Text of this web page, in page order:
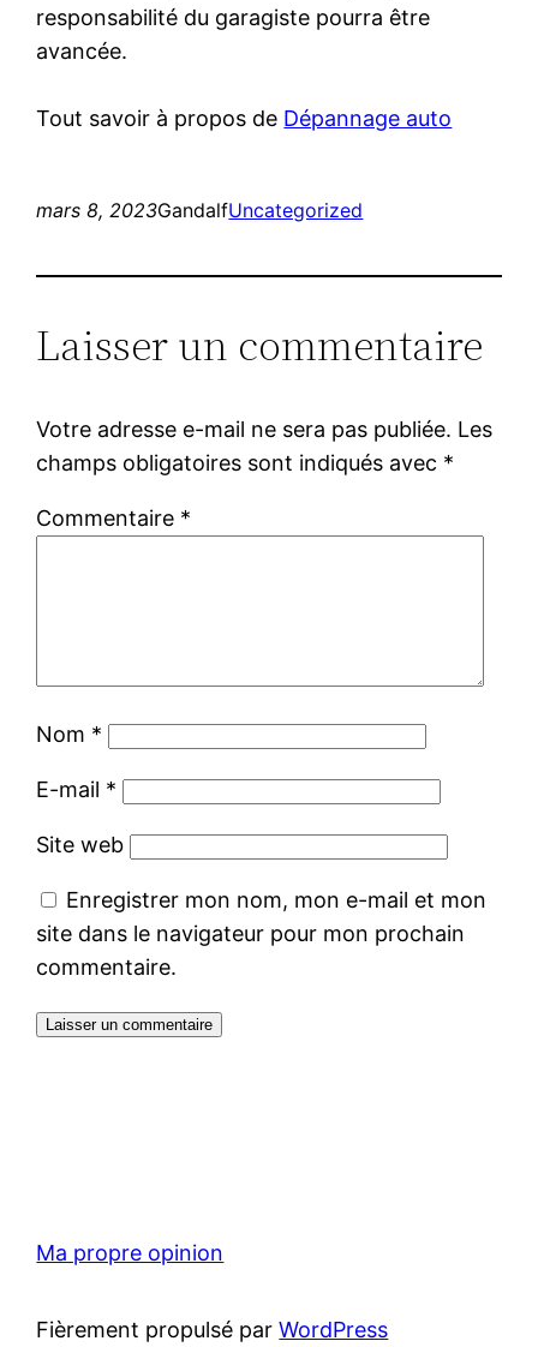
responsabilité du garagiste pourra être
avancée.
Tout savoir à propos de Dépannage auto
mars 8, 2023GandalfUncategorized
Laisser un commentaire
Votre adresse e-mail ne sera pas publiée. Les
champs obligatoires sont indiqués avec *
Commentaire *
Nom *
E-mail *
Site web
Enregistrer mon nom, mon e-mail et mon
site dans le navigateur pour mon prochain
commentaire.
Ma propre opinion
Fièrement propulsé parWordPress